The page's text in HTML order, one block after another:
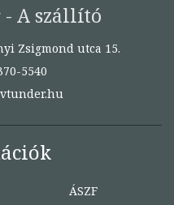
A szállító
Zsigmond utca 15.
5540
ÁSZF